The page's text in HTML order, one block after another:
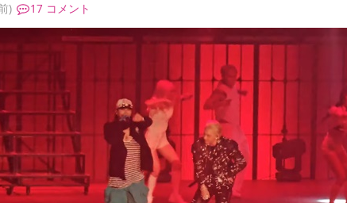
) 17 コメント